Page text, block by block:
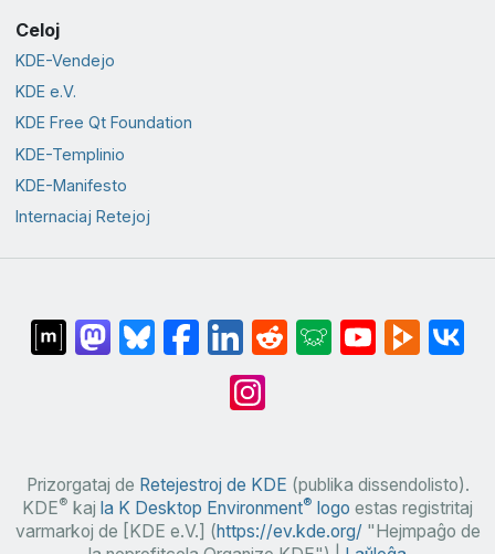
Celoj
KDE-Vendejo
KDE e.V.
KDE Free Qt Foundation
KDE-Templinio
KDE-Manifesto
Internaciaj Retejoj
Prizorgataj de Retejestroj de KDE (publika dissendolisto).
KDE® kaj la K Desktop Environment® logo estas registritaj
varmarkoj de [KDE e.V.] (https://ev.kde.org/"Hejmpaĝo de